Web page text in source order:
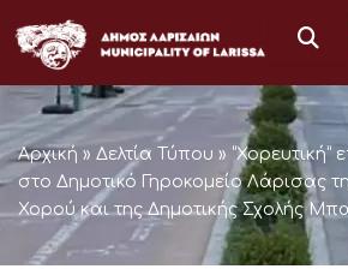
στο
περιεχόμενο
Αρχική » Δελτία Τύπου »
στο Δημοτικό Γηροκομείο Λάρισας
Χορού και της Δημοτικής Σχολής